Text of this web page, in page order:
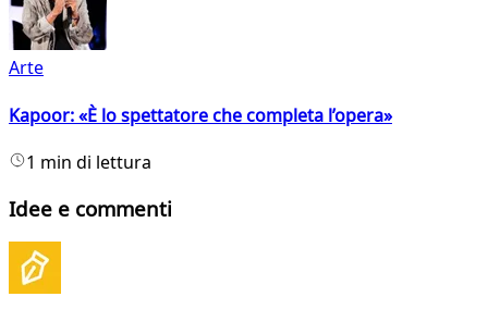
Arte
Kapoor: «È lo spettatore che completa l’opera»
1 min di lettura
Idee e commenti